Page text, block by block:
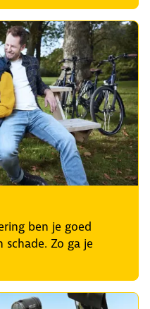
ben je goed
Zo ga je